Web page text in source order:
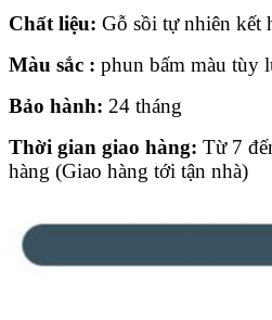
Chất liệu: Gỗ sồi tự nhiên kết
Màu sắc : phun bấm màu tùy
Bảo hành: 24 tháng
Thời gian giao hàng: Từ 7
hàng (Giao hàng tới tận nhà)